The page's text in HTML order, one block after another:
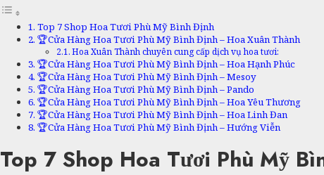
Top 7 Shop Hoa Tươi Phù Mỹ Bình Định
🏆Cửa Hàng Hoa Tươi Phù Mỹ Bình Định – Hoa Xuân Thành
Hoa Xuân Thành chuyên cung cấp dịch vụ hoa tươi:
🏆Cửa Hàng Hoa Tươi Phù Mỹ Bình Định – Hoa Hạnh Phúc
🏆Cửa Hàng Hoa Tươi Phù Mỹ Bình Định – Mesoy
🏆Cửa Hàng Hoa Tươi Phù Mỹ Bình Định – Pando
🏆Cửa Hàng Hoa Tươi Phù Mỹ Bình Định – Hoa Yêu Thương
🏆Cửa Hàng Hoa Tươi Phù Mỹ Bình Định – Hoa Linh Đan
🏆Cửa Hàng Hoa Tươi Phù Mỹ Bình Định – Hướng Viễn
Top 7 Shop Hoa Tươi Phù Mỹ